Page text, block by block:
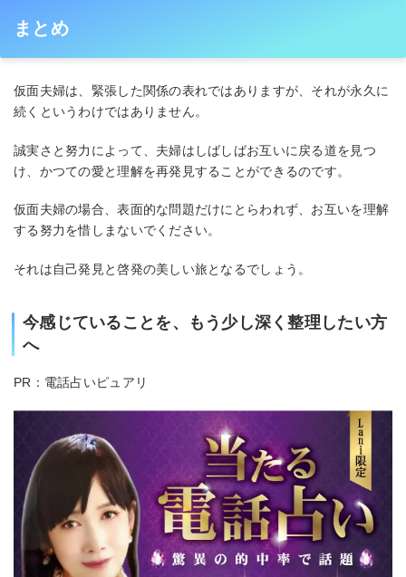
まとめ
仮面夫婦は、緊張した関係の表れではありますが、それが永久に
続くというわけではありません。
誠実さと努力によって、夫婦はしばしばお互いに戻る道を見つ
け、かつての愛と理解を再発見することができるのです。
仮面夫婦の場合、表面的な問題だけにとらわれず、お互いを理解
する努力を惜しまないでください。
それは自己発見と啓発の美しい旅となるでしょう。
今感じていることを、もう少し深く整理したい方
へ
PR：電話占いピュアリ